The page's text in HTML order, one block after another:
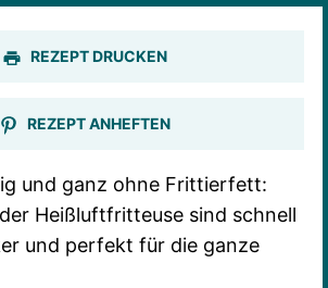
REZEPT DRUCKEN
REZEPT ANHEFTEN
und ganz ohne Frittierfett:
Heißluftfritteuse sind schnell
und perfekt für die ganze